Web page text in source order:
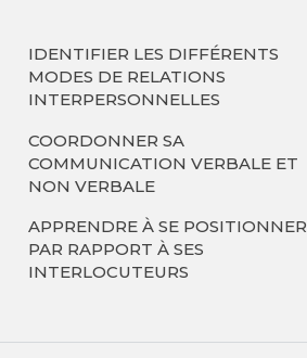
IDENTIFIER LES DIFFÉRENTS
MODES DE RELATIONS
INTERPERSONNELLES
COORDONNER SA
COMMUNICATION VERBALE ET
NON VERBALE
APPRENDRE À SE POSITIONNER
PAR RAPPORT À SES
INTERLOCUTEURS